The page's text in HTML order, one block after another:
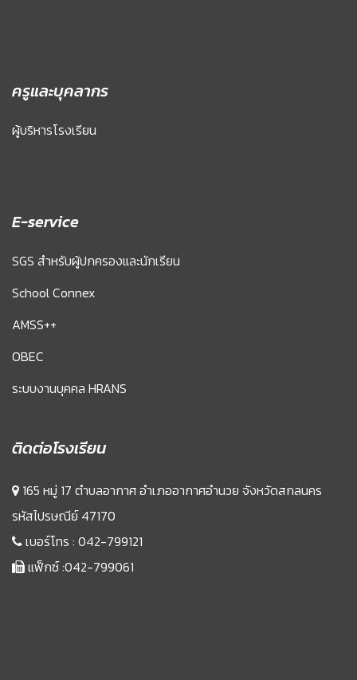
ครูและบุคลากร
ผู้บริหารโรงเรียน
E-service
SGS สำหรับผู้ปกครองและนักเรียน
School Connex
AMSS++
OBEC
ระบบงานบุคคล HRANS
ติดต่อโรงเรียน
165 หมู่ 17 ตำบลอากาศ อำเภออากาศอำนวย จังหวัดสกลนคร
รหัสไปรษณีย์ 47170
เบอร์โทร : 042-799121
แฟ็กซ์ :042-799061